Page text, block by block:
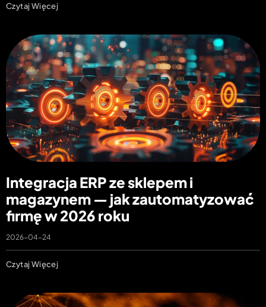
Czytaj Więcej
Integracja ERP ze sklepem i
magazynem — jak zautomatyzować
firmę w 2026 roku
2026-04-24
Czytaj Więcej